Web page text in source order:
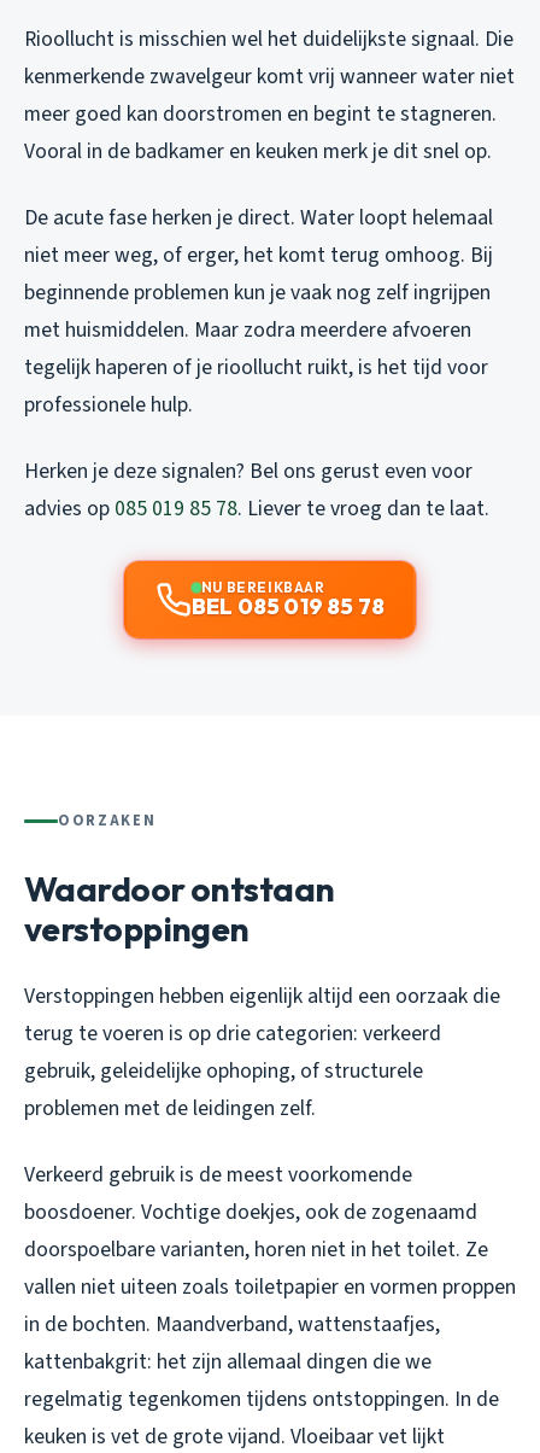
Rioollucht is misschien wel het duidelijkste signaal. Die
kenmerkende zwavelgeur komt vrij wanneer water niet
meer goed kan doorstromen en begint te stagneren.
Vooral in de badkamer en keuken merk je dit snel op.
De acute fase herken je direct. Water loopt helemaal
niet meer weg, of erger, het komt terug omhoog. Bij
beginnende problemen kun je vaak nog zelf ingrijpen
met huismiddelen. Maar zodra meerdere afvoeren
tegelijk haperen of je rioollucht ruikt, is het tijd voor
professionele hulp.
Herken je deze signalen? Bel ons gerust even voor
advies op 085 019 85 78. Liever te vroeg dan te laat.
NU BEREIKBAAR
BEL 085 019 85 78
OORZAKEN
Waardoor ontstaan
verstoppingen
Verstoppingen hebben eigenlijk altijd een oorzaak die
terug te voeren is op drie categorien: verkeerd
gebruik, geleidelijke ophoping, of structurele
problemen met de leidingen zelf.
Verkeerd gebruik is de meest voorkomende
boosdoener. Vochtige doekjes, ook de zogenaamd
doorspoelbare varianten, horen niet in het toilet. Ze
vallen niet uiteen zoals toiletpapier en vormen proppen
in de bochten. Maandverband, wattenstaafjes,
kattenbakgrit: het zijn allemaal dingen die we
regelmatig tegenkomen tijdens ontstoppingen. In de
keuken is vet de grote vijand. Vloeibaar vet lijkt